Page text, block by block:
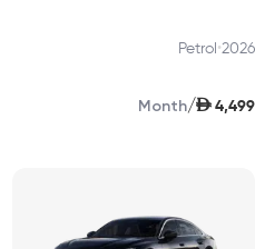
2026
•
Petrol
AED 4,499
/
Month